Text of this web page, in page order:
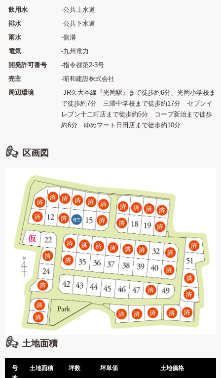
飲用水
-公共上水道
排水
-公共下水道
雨水
-側溝
電気
-九州電力
開発許可番号
-指令都第2-3号
売主
-昭和建設株式会社
周辺環境
-JR久大本線『光岡駅』まで徒歩約6分、光岡小学校ま
で徒歩約7分 三隈中学校まで徒歩約17分 セブンイ
レブン十二町店まで徒歩約5分 コープ新治まで徒歩
約6分 ゆめマート日田店まで徒歩約10分
区画図
土地面積
号
土地面積 坪数 坪単価 土地価格